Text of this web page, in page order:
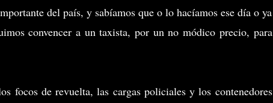
del país, y sabíamos que o lo hacíamos ese día o ya
convencer a un taxista, por un no módico precio, para
focos de revuelta, las cargas policiales y los contenedores